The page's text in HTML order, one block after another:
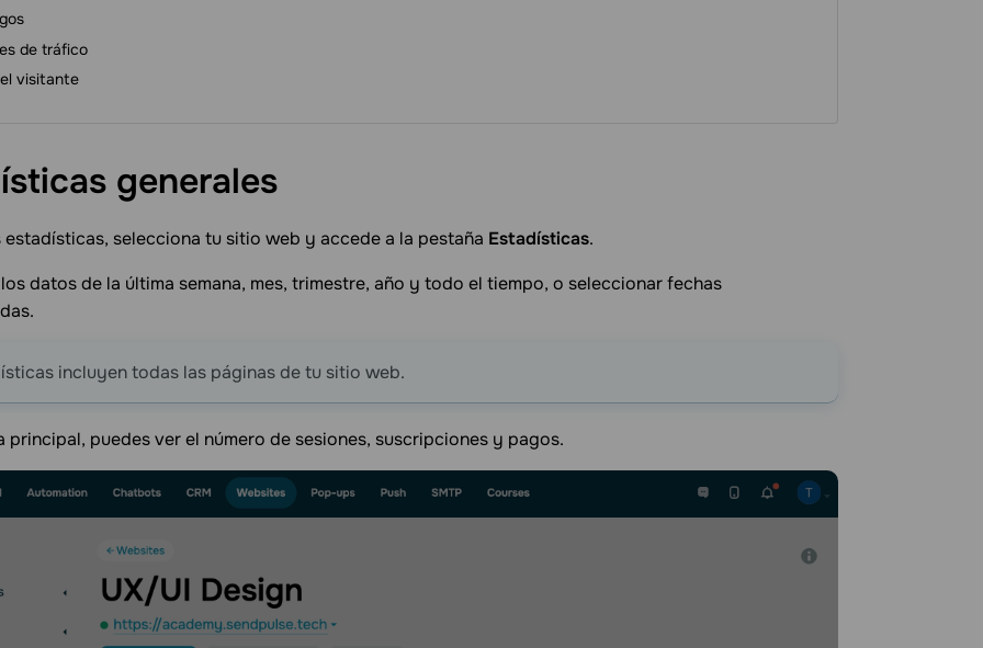
de tráfico
visitante
generales
estadísticas, selecciona tu sitio web y accede a la pestaña Estadísticas.
datos de la última semana, mes, trimestre, año y todo el tiempo, o seleccionar fechas
incluyen todas las páginas de tu sitio web.
principal, puedes ver el número de sesiones, suscripciones y pagos.